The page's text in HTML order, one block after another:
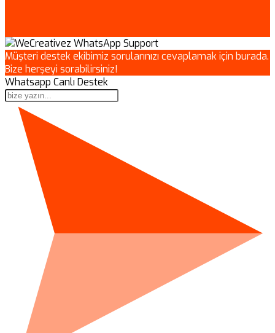
Müşteri destek ekibimiz sorularınızı cevaplamak için burada.
Bize herşeyi sorabilirsiniz!
Whatsapp Canlı Destek